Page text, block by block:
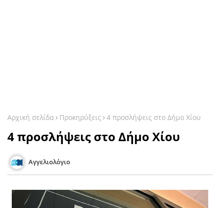
Αρχική σελίδα Προκηρύξεις 4 προσλήψεις στο Δήμο Χίου
4 προσλήψεις στο Δήμο Χίου
Αγγελιολόγιο